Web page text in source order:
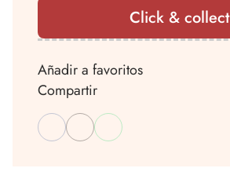
Click & collect
Añadir a favoritos
Compartir